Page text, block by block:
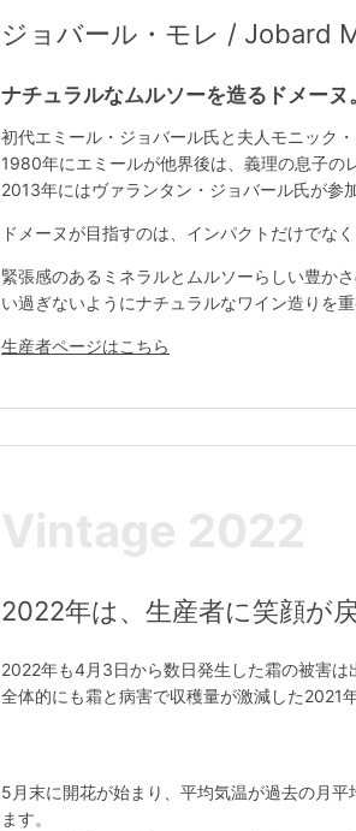
ジョバール・モレ / Jobard
ナチュラルなムルソーを造るドメーヌ。
初代エミール・ジョバール氏と夫人モニック
1980年にエミールが他界後は、義理の息子の
2013年にはヴァランタン・ジョバール氏が参
ドメーヌが目指すのは、インパクトだけでな
緊張感のあるミネラルとムルソーらしい豊か
い過ぎないようにナチュラルなワイン造りを重
生産者ページはこちら
Vintage 2022
2022年は、生産者に笑顔が
2022年も4月3日から数日発生した霜の被害は
全体的にも霜と病害で収穫量が激減した2021
5月末に開花が始まり、平均気温が過去の月
ます。